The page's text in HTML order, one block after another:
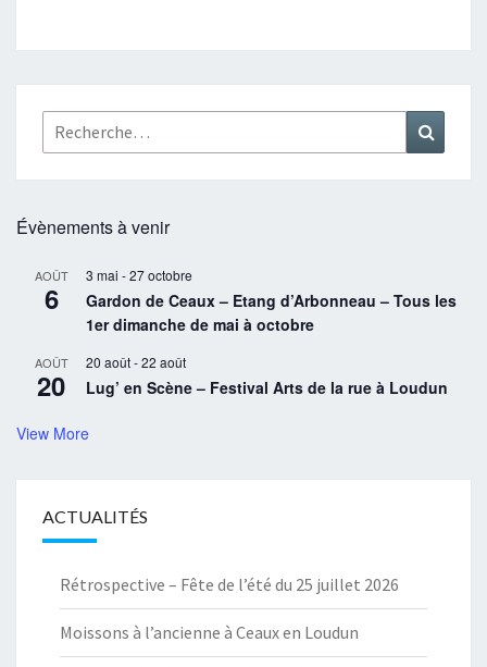
Rechercher :
Évènements à venir
AOÛT
6
3 mai -27 octobre
Gardon de Ceaux – Etang d’Arbonneau – Tous les
1er dimanche de mai à octobre
AOÛT
20
20 août-22 août
Lug’ en Scène – Festival Arts de la rue à Loudun
View More
ACTUALITÉS
Rétrospective – Fête de l’été du 25 juillet 2026
Moissons à l’ancienne à Ceaux en Loudun